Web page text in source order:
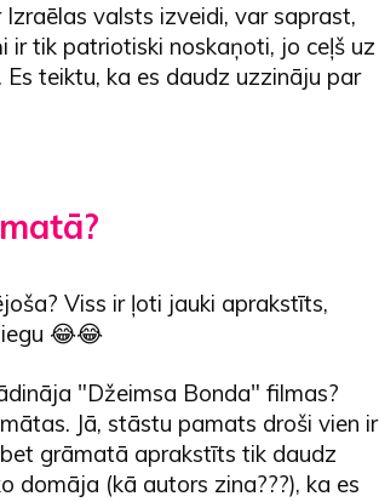
valsts izveidi, var saprast,
ir tik patriotiski noskaņoti, jo ceļš uz
teiktu, ka es daudz uzzināju par
Viss ir ļoti jauki aprakstīts,
😂😂
"Džeimsa Bonda" filmas?
Jā, stāstu pamats droši vien ir
grāmatā aprakstīts tik daudz
domāja (kā autors zina???), ka es